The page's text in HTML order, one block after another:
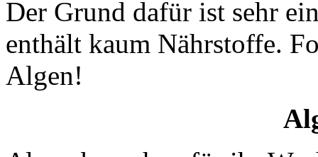
Der Grund dafür ist sehr
enthält kaum Nährstoffe.
Algen!